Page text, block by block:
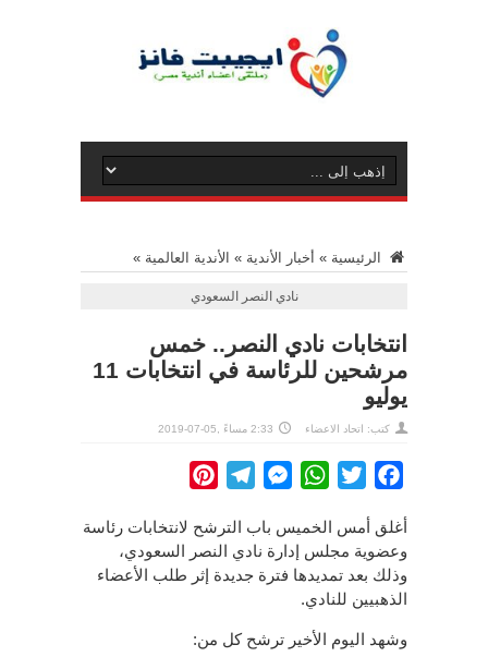
الرئيسية » أخبار الأندية » الأندية العالمية »
نادي النصر السعودي
انتخابات نادي النصر.. خمس
مرشحين للرئاسة في انتخابات 11
يوليو
كتب: اتحاد الاعضاء 2:33 مساءً ,05-07-2019
Facebook
Twitter
WhatsApp
Messenger
Telegram
أغلق أمس الخميس باب الترشح لانتخابات رئاسة
وعضوية مجلس إدارة نادي النصر السعودي،
وذلك بعد تمديدها فترة جديدة إثر طلب الأعضاء
الذهبيين للنادي.
وشهد اليوم الأخير ترشح كل من: